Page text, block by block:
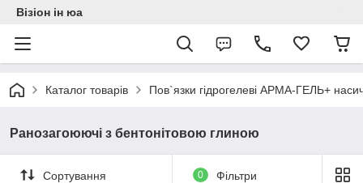
Візіон ін юа
Каталог товарів Пов`язки гідрогелеві АРМА-ГЕЛЬ+
Ранозагоюючі з бентонітовою глиною
Сортування 0 Фільтри